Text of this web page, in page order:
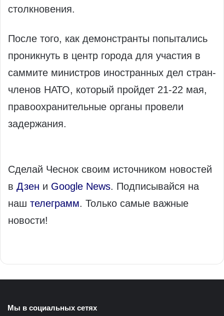
столкновения.
После того, как демонстранты попытались
проникнуть в центр города для участия в
саммите министров иностранных дел стран-
членов НАТО, который пройдет 21-22 мая,
правоохранительные органы провели
задержания.
Сделай Чеснок своим источником новостей
в Дзен и Google News. Подписывайся на
наш телеграмм. Только самые важные
новости!
Мы в социальных сетях